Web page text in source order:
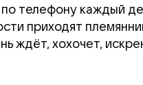
телефону каждый
приходят
ждёт, хохочет,